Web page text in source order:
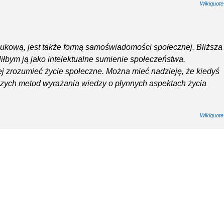
Wikiquote
jest także formą samoświadomości społecznej. Bliższa
ją jako intelektualne sumienie społeczeństwa.
zrozumieć życie społeczne. Można mieć nadzieję, że kiedyś
metod wyrażania wiedzy o płynnych aspektach życia
Wikiquote